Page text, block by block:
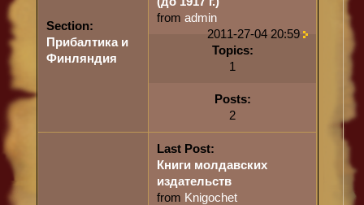
Section:
Прибалтика и
Финляндия
from admin
2011-27-04 20:59
Topics:
1
Posts:
2
Last Post:
Книги молдавских
издательств
from Knigochet